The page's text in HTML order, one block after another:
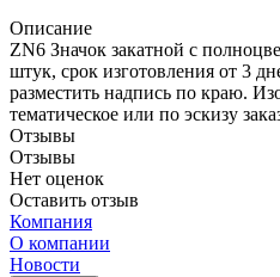
Описание
ZN6 Значок закатной с
штук, срок изготовления от 3
разместить надпись по краю.
тематическое или по эскизу
Отзывы
Отзывы
Нет оценок
Оставить отзыв
Компания
О компании
Новости